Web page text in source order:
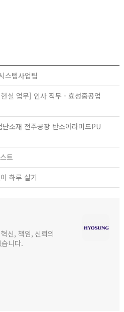
스템사업팀
실 업무] 인사 직무 - 효성중공업
소재 전주공장 탄소아라미드PU
트
하루 살기
신, 책임, 신뢰의
니다.